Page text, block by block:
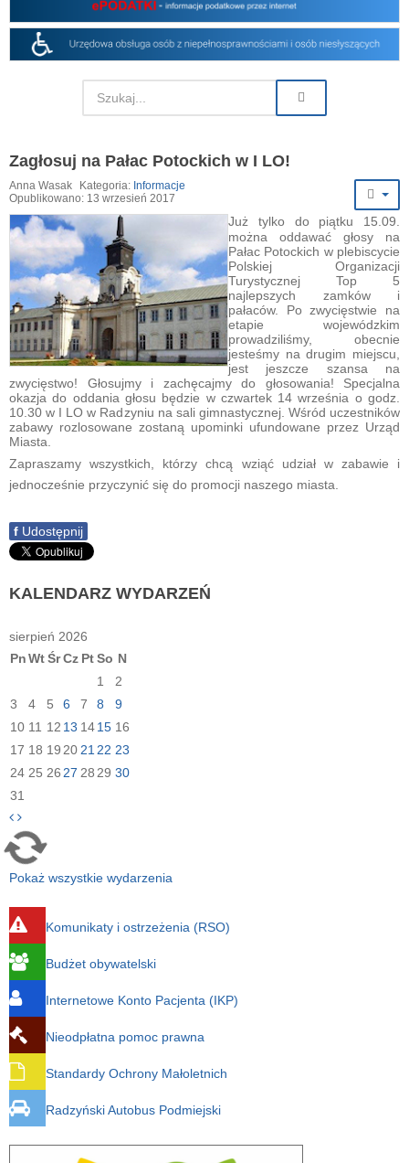
Zagłosuj na Pałac Potockich w I LO!
Anna Wasak Kategoria: Informacje
Opublikowano: 13 wrzesień 2017
Już tylko do piątku 15.09.
można oddawać głosy na
Pałac Potockich w plebiscycie
Polskiej Organizacji
Turystycznej Top 5
najlepszych zamków i
pałaców. Po zwycięstwie na
etapie wojewódzkim
prowadziliśmy, obecnie
jesteśmy na drugim miejscu,
jest jeszcze szansa na
zwycięstwo! Głosujmy i zachęcajmy do głosowania! Specjalna
okazja do oddania głosu będzie w czwartek 14 września o godz.
10.30 w I LO w Radzyniu na sali gimnastycznej. Wśród uczestników
zabawy rozlosowane zostaną upominki ufundowane przez Urząd
Miasta.
Zapraszamy wszystkich, którzy chcą wziąć udział w zabawie i
jednocześnie przyczynić się do promocji naszego miasta.
f Udostępnij
KALENDARZ WYDARZEŃ
sierpień 2026
PnWtŚrCz PtSo N
1
2
3
4 5 6 7 8
9
10 11 12 13 1415 16
17 18 19 20 21 22 23
24 25 26 27 28 29 30
31
Pokaż wszystkie wydarzenia
Komunikaty i ostrzeżenia (RSO)
Budżet obywatelski
Internetowe Konto Pacjenta (IKP)
Nieodpłatna pomoc prawna
Standardy Ochrony Małoletnich
Radzyński Autobus Podmiejski